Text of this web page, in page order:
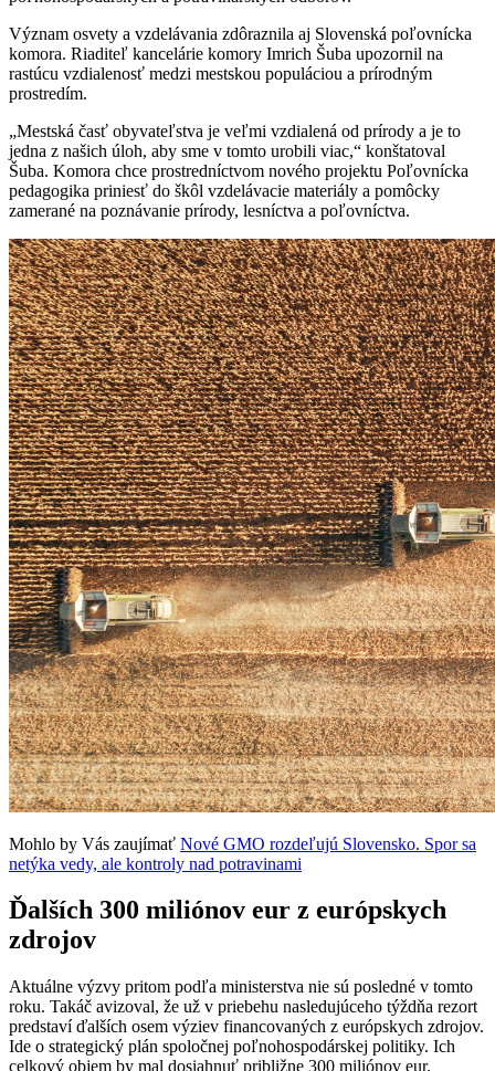
Význam osvety a vzdelávania zdôraznila aj Slovenská poľovnícka
komora. Riaditeľ kancelárie komory Imrich Šuba upozornil na
rastúcu vzdialenosť medzi mestskou populáciou a prírodným
prostredím.
„Mestská časť obyvateľstva je veľmi vzdialená od prírody a je to
jedna z našich úloh, aby sme v tomto urobili viac,“ konštatoval
Šuba. Komora chce prostredníctvom nového projektu Poľovnícka
pedagogika priniesť do škôl vzdelávacie materiály a pomôcky
zamerané na poznávanie prírody, lesníctva a poľovníctva.
Mohlo by Vás zaujímať Nové GMO rozdeľujú Slovensko. Spor sa
netýka vedy, ale kontroly nad potravinami
Ďalších 300 miliónov eur z európskych
zdrojov
Aktuálne výzvy pritom podľa ministerstva nie sú posledné v tomto
roku. Takáč avizoval, že už v priebehu nasledujúceho týždňa rezort
predstaví ďalších osem výziev financovaných z európskych zdrojov.
Ide o strategický plán spoločnej poľnohospodárskej politiky. Ich
celkový objem by mal dosiahnuť približne 300 miliónov eur.